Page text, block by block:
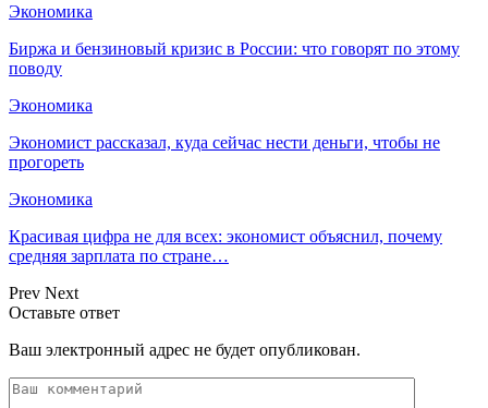
Экономика
Биржа и бензиновый кризис в России: что говорят по этому
поводу
Экономика
Экономист рассказал, куда сейчас нести деньги, чтобы не
прогореть
Экономика
Красивая цифра не для всех: экономист объяснил, почему
средняя зарплата по стране…
Prev Next
Оставьте ответ
Ваш электронный адрес не будет опубликован.